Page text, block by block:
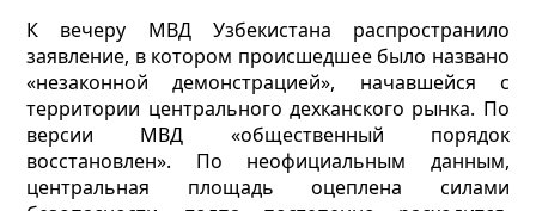
К вечеру МВД Узбекистана распространило
заявление, в котором происшедшее было названо
«незаконной демонстрацией», начавшейся с
территории центрального дехканского рынка. По
версии МВД «общественный порядок
восстановлен». По неофициальным данным,
центральная площадь оцеплена силами